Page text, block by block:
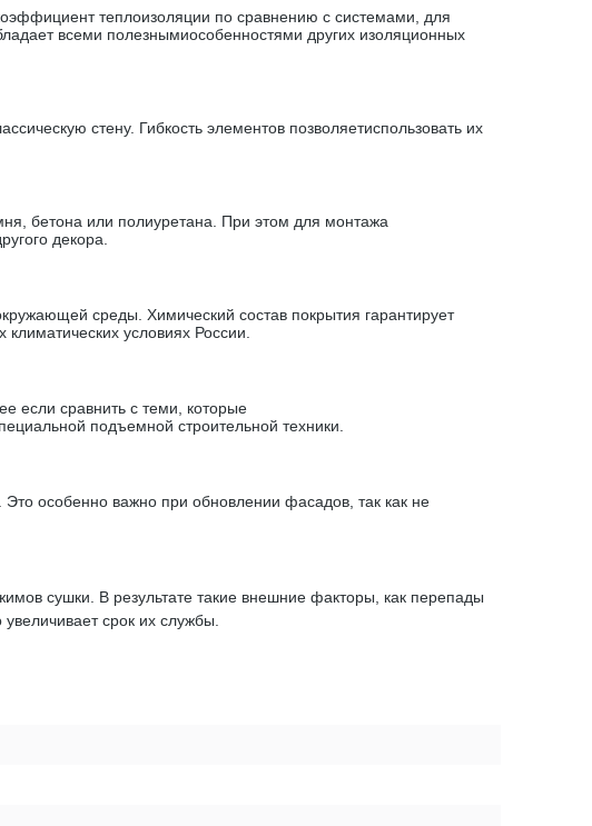
теплоизоляции по сравнению с системами, для
всеми полезнымиособенностями других изоляционных
стену. Гибкость элементов позволяетиспользовать их
бетона или полиуретана. При этом для монтажа
декора.
среды. Химический состав покрытия гарантирует
условиях России.
если сравнить с теми, которые
подъемной строительной техники.
особенно важно при обновлении фасадов, так как не
сушки. В результате такие внешние факторы, как перепады
срок их службы.